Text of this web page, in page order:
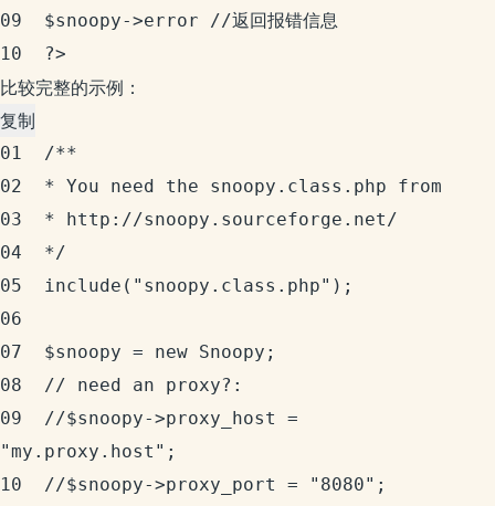
09	$snoopy->error //返回报错信息
10	?>
比较完整的示例：
复制
01	/**
02	* You need the snoopy.class.php from
03	* http://snoopy.sourceforge.net/
04	*/
05	include("snoopy.class.php");
06
07	$snoopy = new Snoopy;
08	// need an proxy?:
09	//$snoopy->proxy_host =
"my.proxy.host";
10	//$snoopy->proxy_port = "8080";